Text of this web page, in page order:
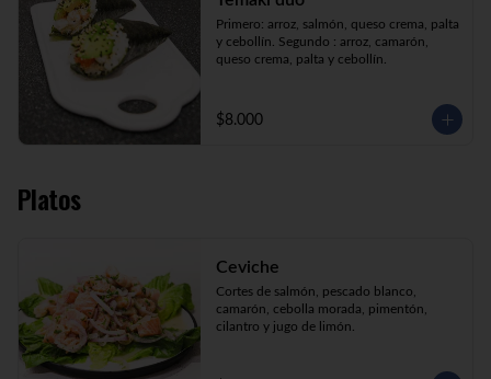
Primero: arroz, salmón, queso crema, palta
y cebollín. Segundo : arroz, camarón,
queso crema, palta y cebollín.
$8.000
Platos
Ceviche
Cortes de salmón, pescado blanco,
camarón, cebolla morada, pimentón,
cilantro y jugo de limón.